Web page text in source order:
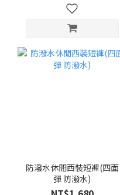
防潑水休閒西裝短褲(四面
彈 防潑水)